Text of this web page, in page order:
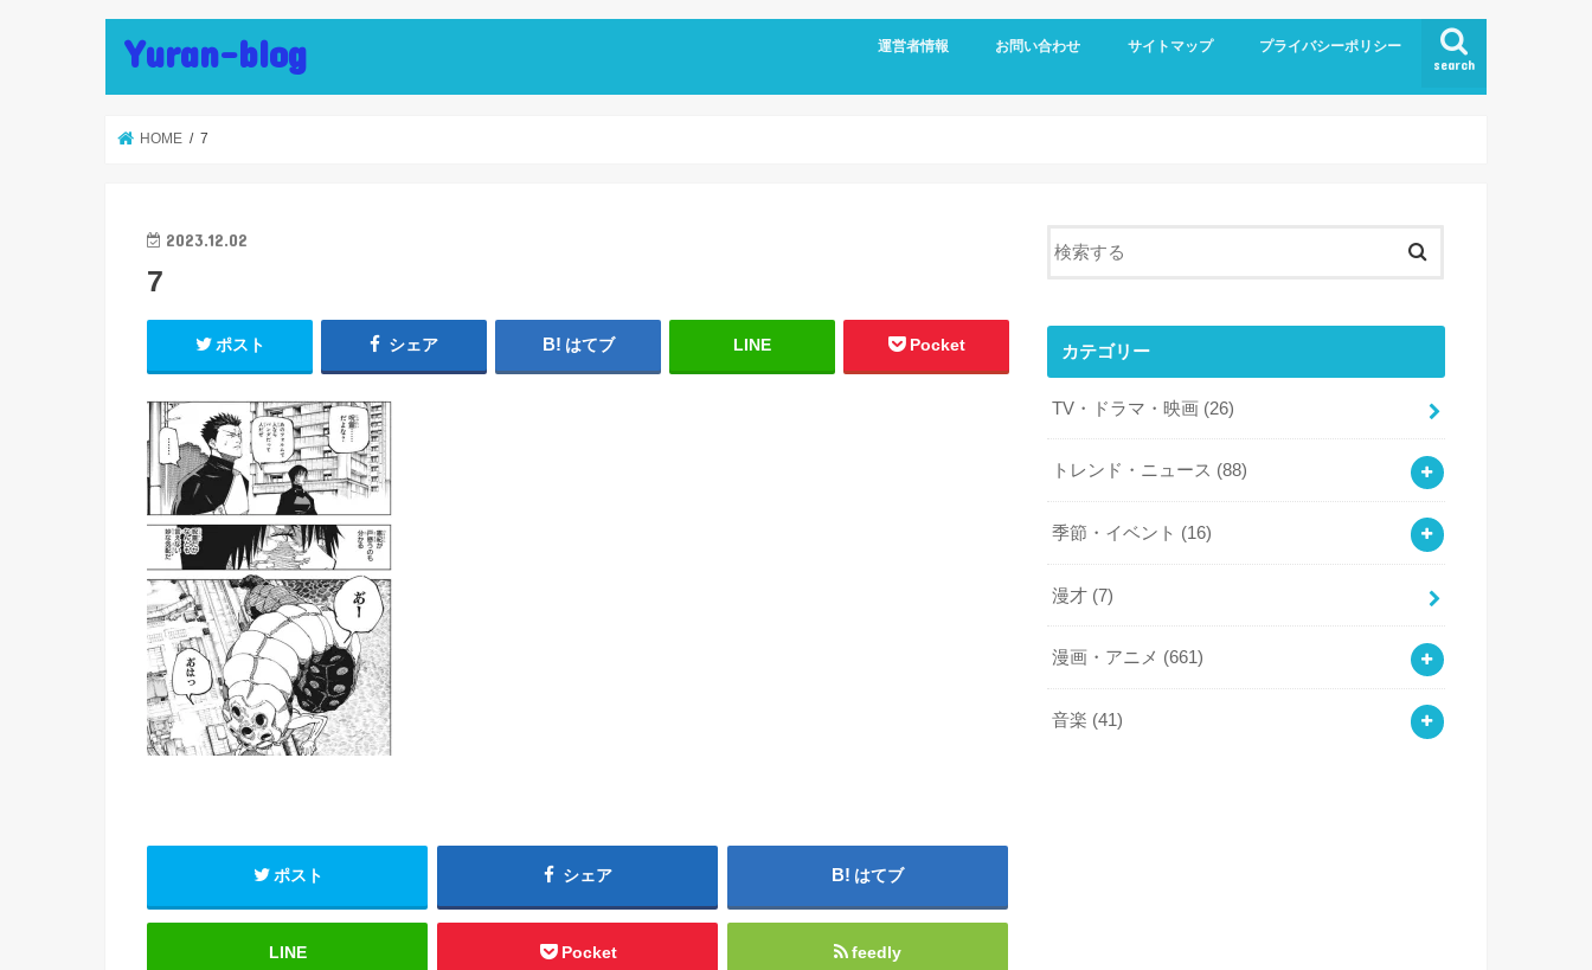
Yuran-blog search
運営者情報 お問い合わせ サイトマップ プライバシーポリシー
HOME 7
2023.12.02
7
ポスト シェア はてブ LINE Pocket
ポスト シェア はてブ
LINE Pocket feedly
カテゴリー
TV・ドラマ・映画 (26)
トレンド・ニュース (88)
季節・イベント (16)
漫才 (7)
漫画・アニメ (661)
音楽 (41)